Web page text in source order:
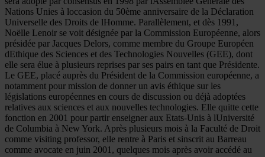
Nations Unies à loccasion du 50ème anniversaire de la Déclaration
Universelle des Droits de lHomme. Parallèlement, et dès 1991,
Noëlle Lenoir se voit désignée par la Commission Européenne, alors
présidée par Jacques Delors, comme membre du Groupe Européen
dEthique des Sciences et des Technologies Nouvelles (GEE), dont
elle sera élue à plusieurs reprises par ses pairs en tant que Présidente.
Le GEE, placé auprès du Président de la Commission européenne, a
notamment pour mission de donner un avis éthique sur les
législations européennes en cours de discussion ou déjà adoptées
relatives aux sciences et aux nouvelles technologies. Elle quitte cette
fonction en 2001 pour partir enseigner aux Etats-Unis à lUniversité
de Columbia à New York. Après plusieurs mois à la Faculté de Droit
comme visiting professor, elle rentre à Paris et sinscrit au Barreau
comme avocate en juin 2001, quelques mois après avoir accédé au